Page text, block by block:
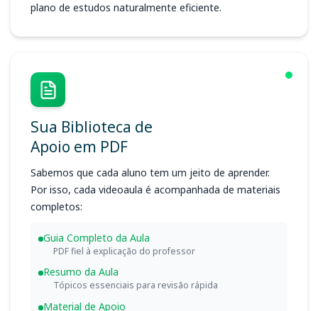
plano de estudos naturalmente eficiente.
Sua Biblioteca de
Apoio em PDF
Sabemos que cada aluno tem um jeito de aprender.
Por isso, cada videoaula é acompanhada de materiais
completos:
Guia Completo da Aula
PDF fiel à explicação do professor
Resumo da Aula
Tópicos essenciais para revisão rápida
Material de Apoio